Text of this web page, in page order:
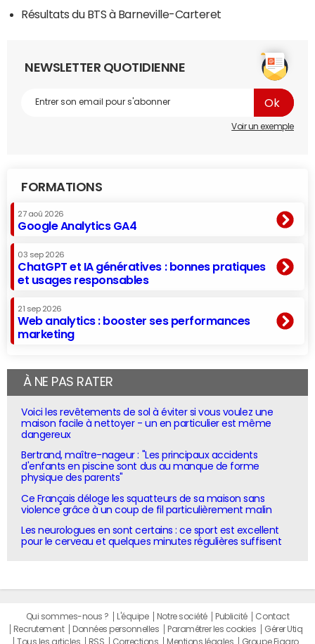
Résultats du BTS à Barneville-Carteret
NEWSLETTER QUOTIDIENNE
Voir un exemple
FORMATIONS
27 aoû 2026
Google Analytics GA4
03 sep 2026
ChatGPT et IA génératives : bonnes pratiques
et usages responsables
21 sep 2026
Web analytics : booster ses performances
marketing
À NE PAS RATER
Voici les revêtements de sol à éviter si vous voulez une
maison facile à nettoyer - un en particulier est même
dangereux
Bertrand, maître-nageur : "Les principaux accidents
d'enfants en piscine sont dus au manque de forme
physique des parents"
Ce Français déloge les squatteurs de sa maison sans
violence grâce à un coup de fil particulièrement malin
Les neurologues en sont certains : ce sport est excellent
pour le cerveau et quelques minutes régulières suffisent
Qui sommes-nous ? L'équipe Notre société Publicité
Contact
Recrutement
Données personnelles Paramétrer les cookies
Gérer Utiq
Tous les articles
RSS Corrections Mentions légales Groupe Figaro